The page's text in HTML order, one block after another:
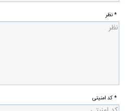
* نظر
* کد امنیتی